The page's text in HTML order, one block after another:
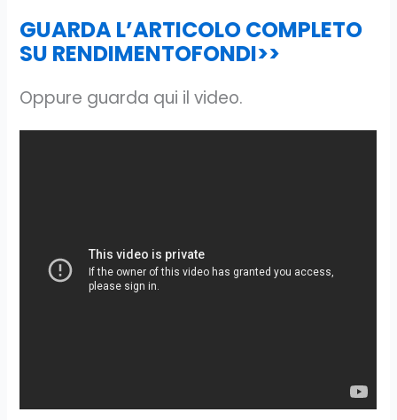
GUARDA L’ARTICOLO COMPLETO
SU RENDIMENTOFONDI>>
Oppure guarda qui il video.